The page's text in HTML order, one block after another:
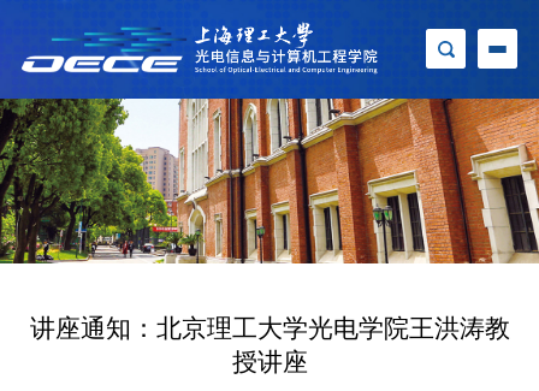
讲座通知：北京理工大学光电学院王洪涛教
授讲座